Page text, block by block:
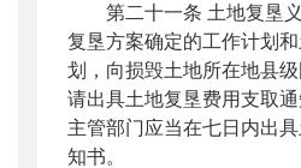
第二十一条 土地复垦义
复垦方案确定的工作计划
划，向损毁土地所在地县
请出具土地复垦费用支取
主管部门应当在七日内出
知书。